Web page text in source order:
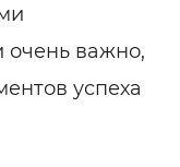
очень важно,
успеха